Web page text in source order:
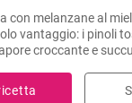
con melanzane al
vantaggio: i pinoli
croccante e